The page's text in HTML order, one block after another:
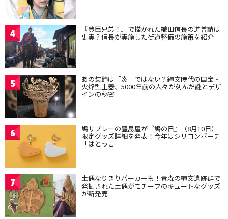
4 『豊臣兄弟！』で描かれた織田信長の道普請は
史実？信長が実施した街道整備の施策を紹介
5 あの装飾は「炎」ではない？縄文時代の国宝・
火焔型土器、5000年前の人々が刻んだ謎とデザ
インの秘密
6 鳩サブレーの豊島屋が『鳩の日』（8月10日）
限定グッズ詳細を発表！今年はシリコンポーチ
「はとっこ」
7 土偶なりきりパーカーも！青森の縄文遺跡群で
発掘された土偶がモチーフのキュートなグッズ
が新発売